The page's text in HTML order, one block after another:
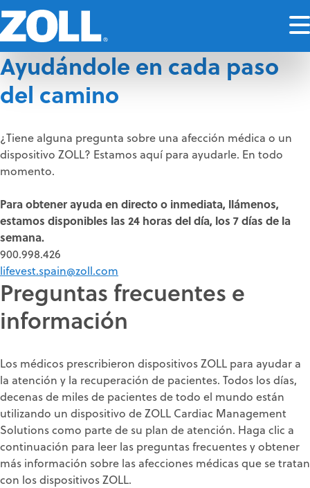
Ayudándole en cada paso
del camino
¿Tiene alguna pregunta sobre una afección médica o un
dispositivo ZOLL? Estamos aquí para ayudarle. En todo
momento.
Para obtener ayuda en directo o inmediata, llámenos,
estamos disponibles las 24 horas del día, los 7 días de la
semana.
900.998.426
lifevest.spain@zoll.com
Preguntas frecuentes e
información
Los médicos prescribieron dispositivos ZOLL para ayudar a
la atención y la recuperación de pacientes. Todos los días,
decenas de miles de pacientes de todo el mundo están
utilizando un dispositivo de ZOLL Cardiac Management
Solutions como parte de su plan de atención. Haga clic a
continuación para leer las preguntas frecuentes y obtener
más información sobre las afecciones médicas que se tratan
con los dispositivos ZOLL.